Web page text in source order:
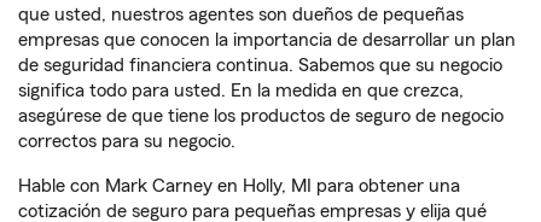
que usted, nuestros agentes son dueños de pequeñas
empresas que conocen la importancia de desarrollar un plan
de seguridad financiera continua. Sabemos que su negocio
significa todo para usted. En la medida en que crezca,
asegúrese de que tiene los productos de seguro de negocio
correctos para su negocio.
Hable con Mark Carney en Holly, MI para obtener una
cotización de seguro para pequeñas empresas y elija qué